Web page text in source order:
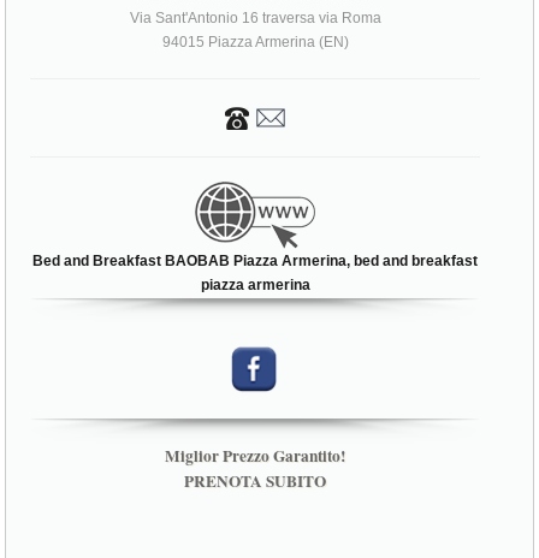
Via Sant'Antonio 16 traversa via Roma
94015 Piazza Armerina (EN)
Bed and Breakfast BAOBAB Piazza Armerina, bed and breakfast
piazza armerina
Miglior Prezzo Garantito!
PRENOTA SUBITO